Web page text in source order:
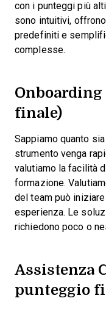
con i punteggi più
sono intuitivi,
predefiniti e
complesse.
Onboarding
finale)
Sappiamo quanto
strumento venga
valutiamo la facilità
formazione.
del team può
esperienza. Le
richiedono poco o
Assistenza
punteggio